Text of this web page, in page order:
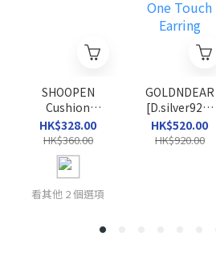
SHOOPEN
Cushion
Wallaby Mule
Clogs
HK$328.00
HK$360.00
看其他 2 個選項
GOLDNDEAR
[D.silver925]
Water Bloom
One Touch
HK$520.00
HK$920.00